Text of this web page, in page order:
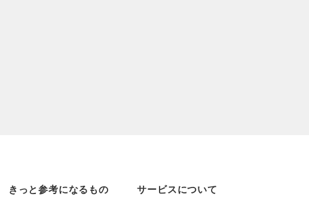
きっと参考になるもの サービスについて